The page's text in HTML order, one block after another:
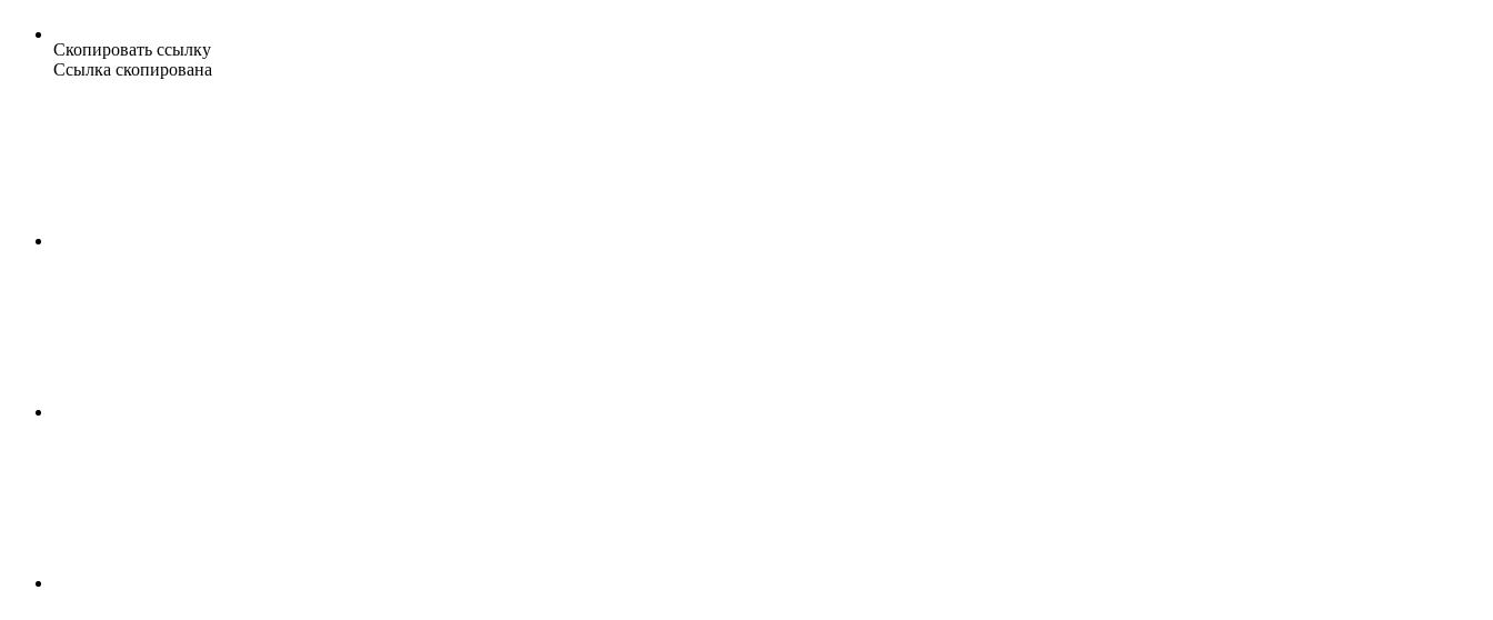
Скопировать ссылку
Ссылка скопирована